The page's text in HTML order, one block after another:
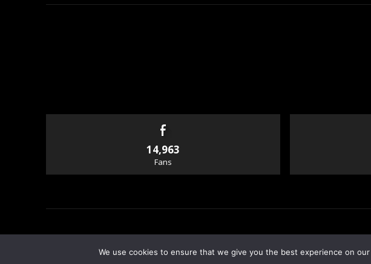
14,963
Fans
We use cookies to ensure that we give you the best experience on